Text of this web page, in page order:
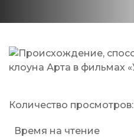
Количество просмотров:
Время на чтение